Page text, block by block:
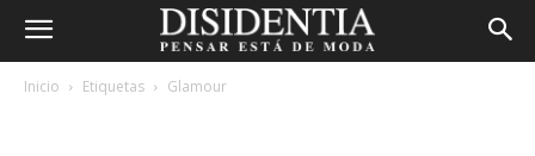
Inicio Etiquetas Glamour